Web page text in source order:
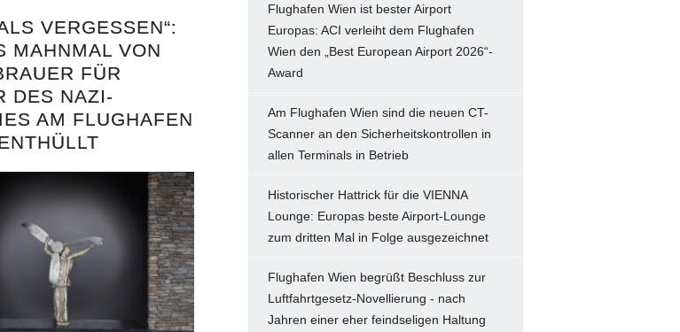
VERGESSEN“:
MAHNMAL VON
FÜR
DES NAZI-
AM FLUGHAFEN
Flughafen Wien ist bester Airport
Europas: ACI verleiht dem Flughafen
Wien den „Best European Airport 2026“-
Award
Am Flughafen Wien sind die neuen CT-
Scanner an den Sicherheitskontrollen in
allen Terminals in Betrieb
Historischer Hattrick für die VIENNA
Lounge: Europas beste Airport-Lounge
zum dritten Mal in Folge ausgezeichnet
Flughafen Wien begrüßt Beschluss zur
Luftfahrtgesetz-Novellierung - nach
Jahren einer eher feindseligen Haltung